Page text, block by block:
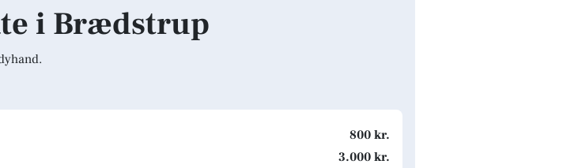
i Brædstrup
800 kr.
3.000 kr.